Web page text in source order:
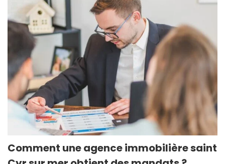
Comment une agence immobilière saint